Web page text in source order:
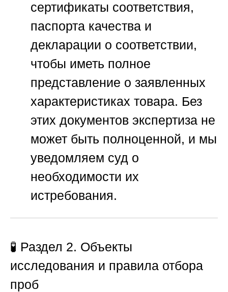
сертификаты соответствия,
паспорта качества и
декларации о соответствии,
чтобы иметь полное
представление о заявленных
характеристиках товара. Без
этих документов экспертиза не
может быть полноценной, и мы
уведомляем суд о
необходимости их
истребования.
🧪 Раздел 2. Объекты
исследования и правила отбора
проб